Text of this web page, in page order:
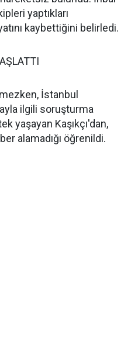
yaptıkları
kaybettiğini belirledi.
İstanbul
ilgili soruşturma
yaşayan Kaşıkçı'dan,
alamadığı öğrenildi.